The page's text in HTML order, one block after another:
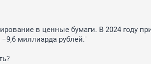
в ценные бумаги. В 2024 году
миллиарда рублей."